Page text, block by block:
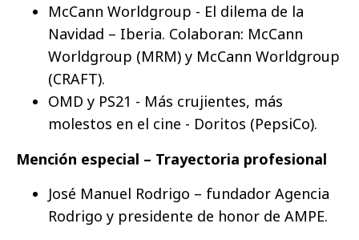
McCann Worldgroup - El dilema de la
Navidad – Iberia. Colaboran: McCann
Worldgroup (MRM) y McCann Worldgroup
(CRAFT).
OMD y PS21 - Más crujientes, más
molestos en el cine - Doritos (PepsiCo).
Mención especial – Trayectoria profesional
José Manuel Rodrigo – fundador Agencia
Rodrigo y presidente de honor de AMPE.